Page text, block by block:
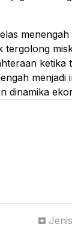
tergolong
ketika
dinamika